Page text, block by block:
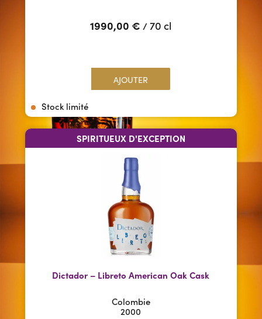
1990,00 € /70 cl
AJOUTER
Stock limité
SPIRITUEUX D'EXCEPTION
Dictador – Libreto American Oak Cask
Colombie
2000